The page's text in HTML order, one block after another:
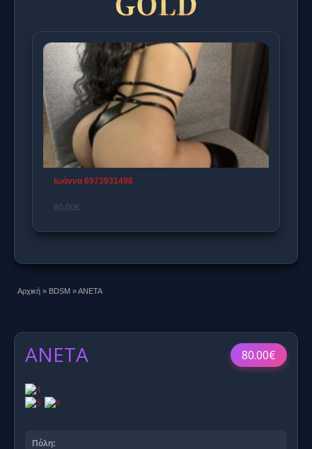
YASMIN AS
Αρχική » BDSM »ANETA
80.00€
ANETA
Πόλη: